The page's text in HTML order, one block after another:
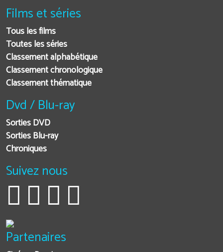
Films et séries
Tous les films
Toutes les séries
Classement alphabétique
Classement chronologique
Classement thématique
Dvd / Blu-ray
Sorties DVD
Sorties Blu-ray
Chroniques
Suivez nous
Partenaires